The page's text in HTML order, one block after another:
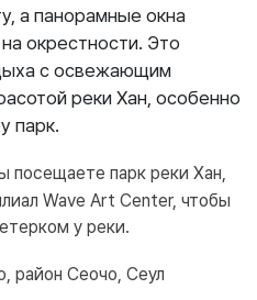
а панорамные окна
окрестности. Это
с освежающим
реки Хан, особенно
парк.
посещаете парк реки Хан,
Wave Art Center, чтобы
у реки.
район Сеочо, Сеул